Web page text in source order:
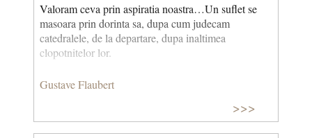
Valoram ceva prin aspiratia noastra…Un suflet se
masoara prin dorinta sa, dupa cum judecam
catedralele, de la departare, dupa inaltimea
clopotnitelor lor.
Gustave Flaubert
>>>